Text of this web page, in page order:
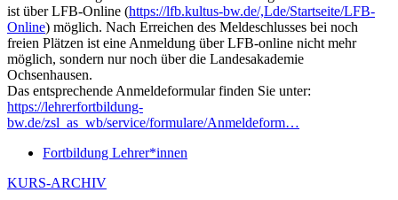
ist über LFB-Online (https://lfb.kultus-bw.de/,Lde/Startseite/LFB-
Online) möglich. Nach Erreichen des Meldeschlusses bei noch
freien Plätzen ist eine Anmeldung über LFB-online nicht mehr
möglich, sondern nur noch über die Landesakademie
Ochsenhausen.
Das entsprechende Anmeldeformular finden Sie unter:
https://lehrerfortbildung-
bw.de/zsl_as_wb/service/formulare/Anmeldeform…
Fortbildung Lehrer*innen
KURS-ARCHIV